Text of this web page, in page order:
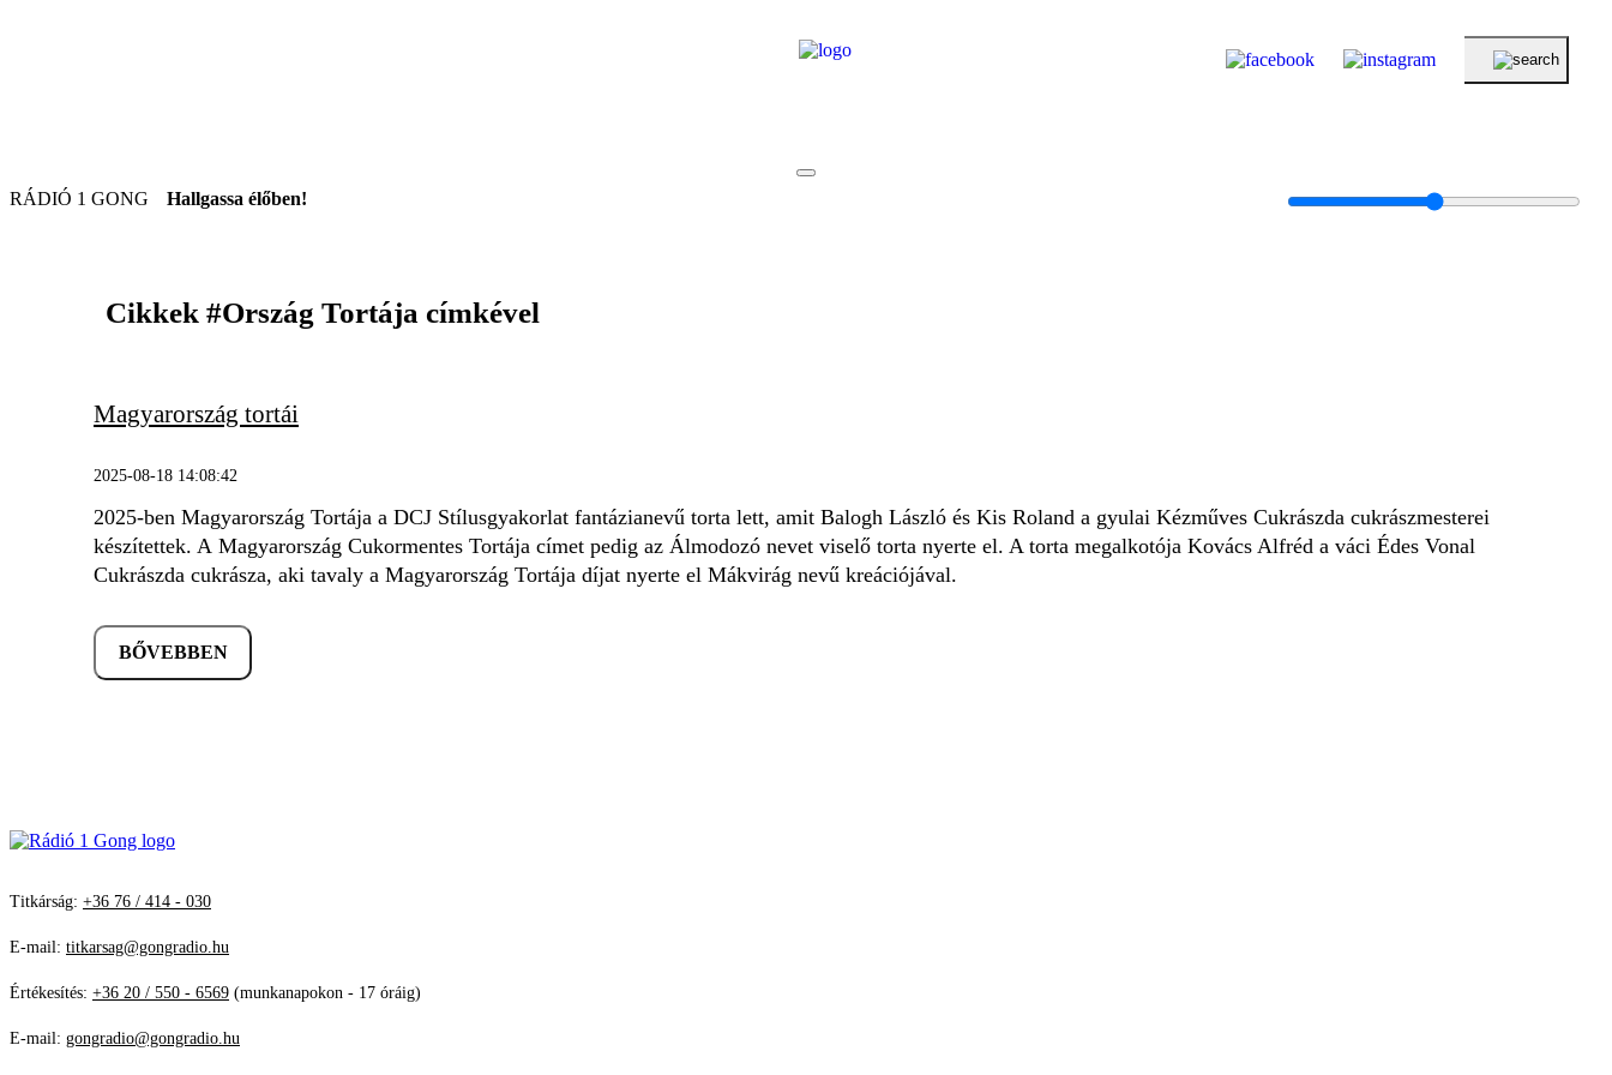
RÁDIÓ 1 GONG Hallgassa élőben!
Cikkek #Ország Tortája címkével
Magyarország tortái
2025-08-18 14:08:42
2025-ben Magyarország Tortája a DCJ Stílusgyakorlat fantázianevű torta lett, amit Balogh László és Kis Roland a gyulai Kézműves Cukrászda cukrászmesterei
készítettek. A Magyarország Cukormentes Tortája címet pedig az Álmodozó nevet viselő torta nyerte el. A torta megalkotója Kovács Alfréd a váci Édes Vonal
Cukrászda cukrásza, aki tavaly a Magyarország Tortája díjat nyerte el Mákvirág nevű kreációjával.
BŐVEBBEN
Titkárság: +36 76 / 414 - 030
E-mail: titkarsag@gongradio.hu
Értékesítés: +36 20 / 550 - 6569 (munkanapokon - 17 óráig)
E-mail: gongradio@gongradio.hu